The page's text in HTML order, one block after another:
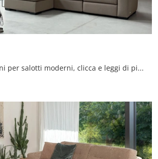
Se desideri divani per salotti moderni, clicca e leggi di più sul modello Marvin in tessuto della firma Doimo Salotti.